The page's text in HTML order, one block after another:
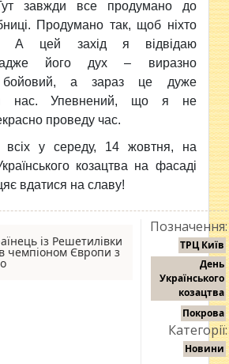
завжди все продумано до
Продумано так, щоб ніхто
А цей захід я відвідаю
адже його дух – виразно
бойовий, а зараз це дуже
нас. Упевнений, що я не
проведу час.
всіх у середу, 14 жовтня, на
козацтва на фасаді
вдатися на славу!
із Решетилівки
чемпіоном Європи з
Позначення:
ТРЦ Київ
День
Українського
козацтва
Покрова
Категорії:
Новини